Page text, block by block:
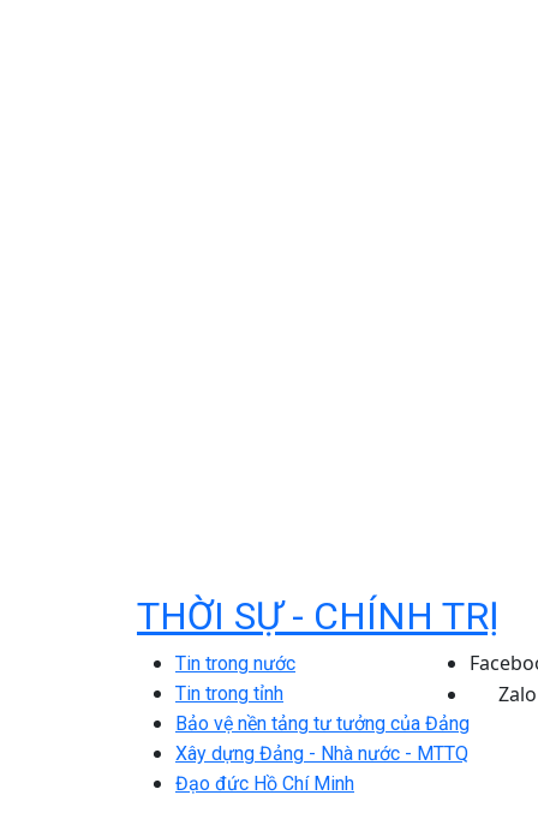
THỜI SỰ - CHÍNH TRỊ
Tin trong nước
Tin trong tỉnh
Bảo vệ nền tảng tư tưởng của Đảng
Xây dựng Đảng - Nhà nước - MTTQ
Đạo đức Hồ Chí Minh
Zalo